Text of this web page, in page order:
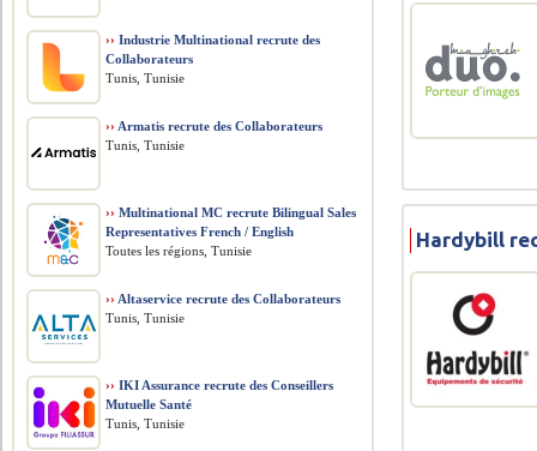
Hardybill
›› Industrie Multinational recrute des
Collaborateurs
Tunis, Tunisie
›› Armatis recrute des Collaborateurs
Tunis, Tunisie
›› Multinational MC recrute Bilingual Sales
Representatives French / English
Toutes les régions, Tunisie
›› Altaservice recrute des Collaborateurs
Tunis, Tunisie
›› IKI Assurance recrute des Conseillers
Mutuelle Santé
Tunis, Tunisie